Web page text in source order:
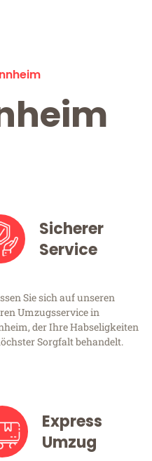
Sicherer
Service
Sie sich auf unseren
Umzugsservice in
der Ihre Habseligkeiten
Sorgfalt behandelt.
Express
Umzug